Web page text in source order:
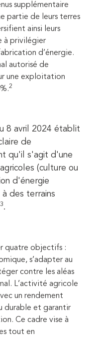
supplémentaire
partie de leurs terres
ainsi leurs
à privilégier
d’énergie.
autorisé de
une exploitation
2
8 avril 2024 établit
de
qu'il s'agit d'une
(culture ou
d'énergie
des terrains
3.
quatre objectifs :
s’adapter au
contre les aléas
L’activité agricole
un rendement
durable et garantir
Ce cadre vise à
tout en